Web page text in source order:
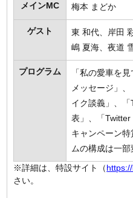
※詳細は、特設サイト（
さい。
メインMC 梅本 まどか
ゲスト
東 和代、岸田
嶋 夏海、夜道
プログラム
「私の愛車を
メッセージ」
イク談義」、
表」、「Twitter
キャンペーン
ムの構成は一部